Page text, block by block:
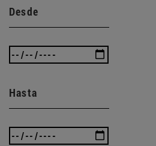
Desde
Hasta